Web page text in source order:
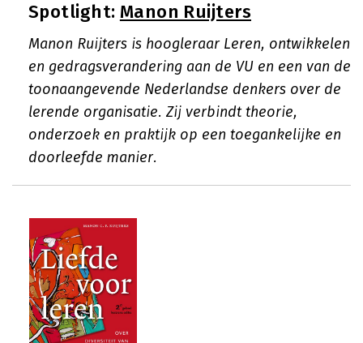
Spotlight: Manon Ruijters
Manon Ruijters is hoogleraar Leren, ontwikkelen
en gedragsverandering aan de VU en een van de
toonaangevende Nederlandse denkers over de
lerende organisatie. Zij verbindt theorie,
onderzoek en praktijk op een toegankelijke en
doorleefde manier.